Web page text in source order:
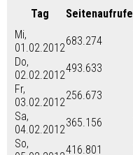
Tag Seitenaufrufe
Mi,
01.02.2012
683.274
Do,
02.02.2012
493.633
Fr,
03.02.2012
256.673
Sa,
04.02.2012
365.156
So,
416.801